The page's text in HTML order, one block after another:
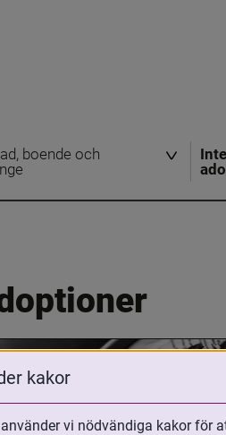
boende och
kakor
vi nödvändiga kakor för